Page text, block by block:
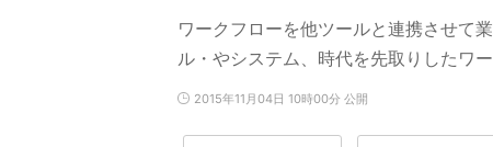
ワークフローを他ツールと連携させて
ル・やシステム、時代を先取りしたワ
2015年11月04日 10時00分 公開